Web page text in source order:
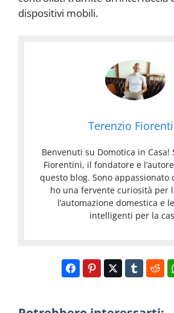
dispositivi mobili.
Terenzio
Benvenuti su Domotica in Casa!
Fiorentini, il fondatore e
questo blog. Sono appassionato
ho una fervente curiosità per
l’automazione domestica e
intelligenti per la